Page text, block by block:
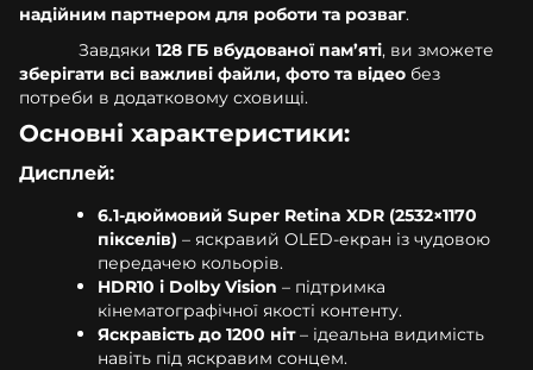
надійним партнером для роботи та розваг.
Завдяки 128 ГБ вбудованої пам’яті, ви зможете
зберігати всі важливі файли, фото та відео без
потреби в додатковому сховищі.
Основні характеристики:
Дисплей:
6.1-дюймовий Super Retina XDR (2532×1170
пікселів) – яскравий OLED-екран із чудовою
передачею кольорів.
HDR10 і Dolby Vision – підтримка
кінематографічної якості контенту.
Яскравість до 1200 ніт– ідеальна видимість
навіть під яскравим сонцем.